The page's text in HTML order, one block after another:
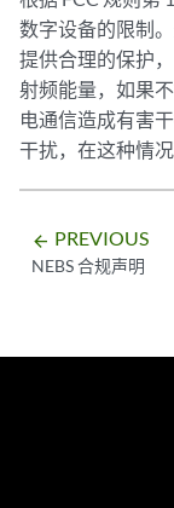
数字设备的限制
提供合理的保护
射频能量，如果
电通信造成有害
干扰，在这种情
arrow_backward PREVIOUS
NEBS 合规声明